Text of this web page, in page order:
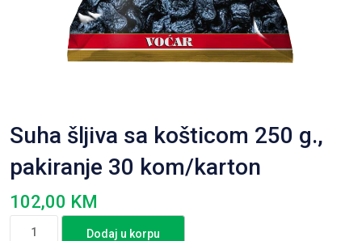
Suha šljiva sa košticom 250 g.,
pakiranje 30 kom/karton
102,00 KM
Suha
Dodaj u korpu